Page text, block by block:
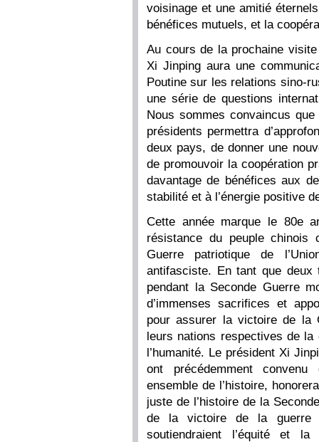
voisinage et une amitié
bénéfices mutuels, et la
Au cours de la prochaine
Xi Jinping aura une
Poutine sur les relations sino-
une série de questions
Nous sommes convaincus
présidents permettra
deux pays, de donner une
de promouvoir la coopération
davantage de bénéfices aux
stabilité et à l’énergie positive
Cette année marque le 80e
résistance du peuple chinois
Guerre patriotique de
antifasciste. En tant que deux
pendant la Seconde Guerre
d’immenses sacrifices et
pour assurer la victoire de la
leurs nations respectives de la
l’humanité. Le président Xi
ont précédemment
ensemble de l’histoire,
juste de l’histoire de la
de la victoire de la guerre
soutiendraient l’équité et